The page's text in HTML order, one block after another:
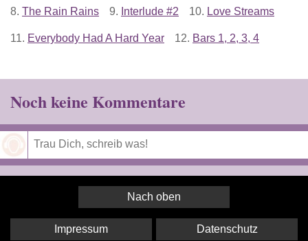
8. The Rain Rains 9. Interlude #2 10. Love Streams
11. Everybody Had A Hard Year 12. Bars 1, 2, 3, 4
Noch keine Kommentare
Nach oben
Impressum Datenschutz